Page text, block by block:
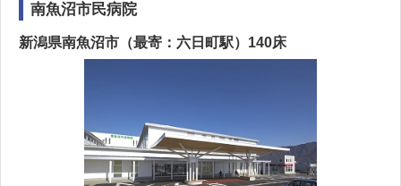
南魚沼市民病院
新潟県南魚沼市（最寄：六日町駅）140床